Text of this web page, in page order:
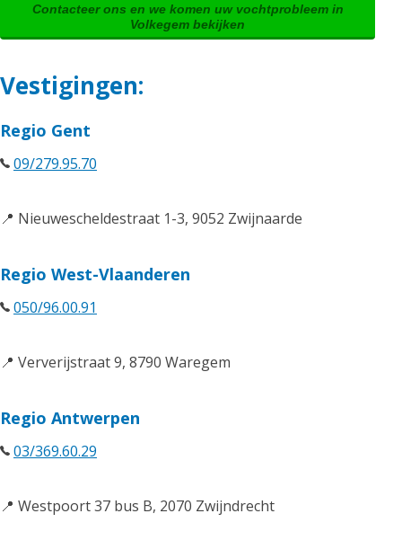
Contacteer ons en we komen uw vochtprobleem in
Volkegem bekijken
Vestigingen:
Regio Gent
09/279.95.70
📍 Nieuwescheldestraat 1-3, 9052 Zwijnaarde
Regio West-Vlaanderen
050/96.00.91
📍 Ververijstraat 9, 8790 Waregem
Regio Antwerpen
03/369.60.29
📍 Westpoort 37 bus B, 2070 Zwijndrecht